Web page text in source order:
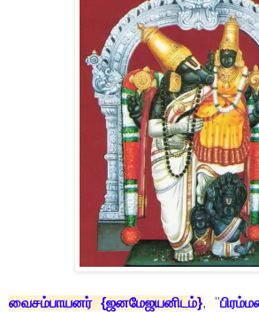
வைசம்பாயனர் {ஜனமேஜயனிடம்}, "